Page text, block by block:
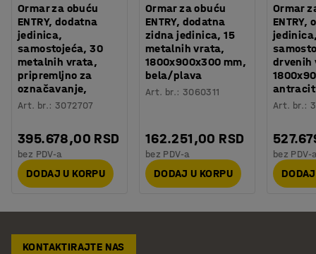
Ormar za obuću
ENTRY, dodatna
jedinica,
samostojeća, 30
metalnih vrata,
pripremljno za
označavanje,
Art. br.:3072707
395.678,00 RSD
bez PDV-a
DODAJ U KORPU
Ormar za obuću
ENTRY, dodatna
zidna jedinica, 15
metalnih vrata,
1800x900x300 mm,
bela/plava
Art. br.: 3060311
162.251,00 RSD
bez PDV-a
DODAJ U KORPU
Ormar
ENTRY,
drvenih
Art. br.:
bez PDV-
KONTAKTIRAJTE NAS